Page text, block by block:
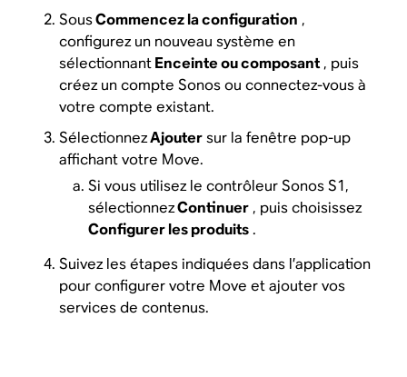
SousCommencez la configuration ,
configurez un nouveau système en
sélectionnantEnceinte ou composant, puis
créez un compte Sonos ou connectez-vous à
votre compte existant.
SélectionnezAjoutersur la fenêtre pop-up
affichant votre Move.
Si vous utilisez le contrôleur Sonos S1,
sélectionnezContinuer , puis choisissez
Configurer les produits.
Suivez les étapes indiquées dans l’application
pour configurer votre Move et ajouter vos
services de contenus.